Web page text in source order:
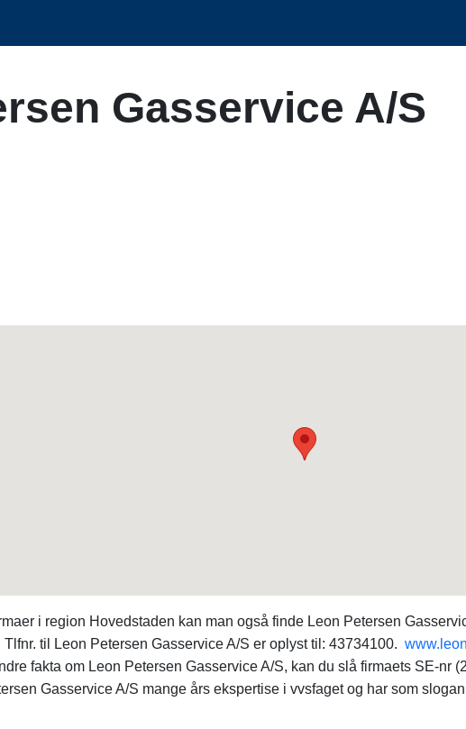
Gasservice A/S
i region Hovedstaden kan man også finde Leon Petersen
til Leon Petersen Gasservice A/S er oplyst til: 43734100.
fakta om Leon Petersen Gasservice A/S, kan du slå firmaets SE-nr
Gasservice A/S mange års ekspertise i vvsfaget og har som